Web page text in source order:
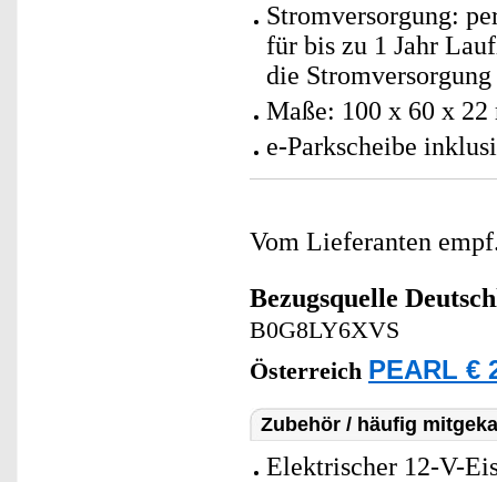
Stromversorgung:
für bis zu 1 Jahr
die
Maße: 100 x 60 x
e-Parkscheibe
Vom Lieferanten
Bezugsquelle
B0G8LY6XVS
Österreich PEARL €
Zubehör / häufig
Elektrischer 12-V-